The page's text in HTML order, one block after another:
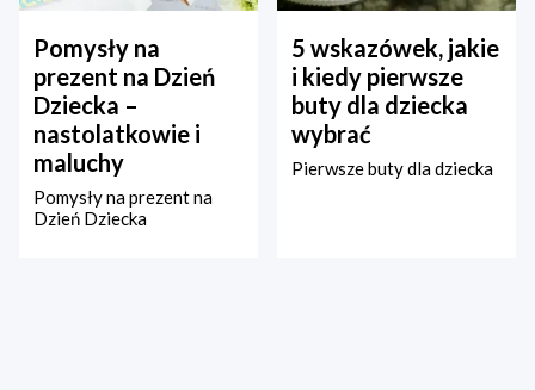
Pomysły na
prezent na Dzień
Dziecka –
nastolatkowie i
maluchy
Pomysły na prezent na
Dzień Dziecka
5 wskazówek, jakie
i kiedy pierwsze
buty dla dziecka
wybrać
Pierwsze buty dla dziecka